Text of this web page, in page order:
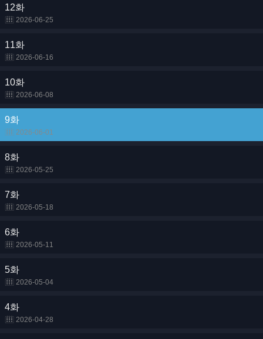
12화
2026-06-25
11화
2026-06-16
10화
2026-06-08
9화
2026-06-01
8화
2026-05-25
7화
2026-05-18
6화
2026-05-11
5화
2026-05-04
4화
2026-04-28